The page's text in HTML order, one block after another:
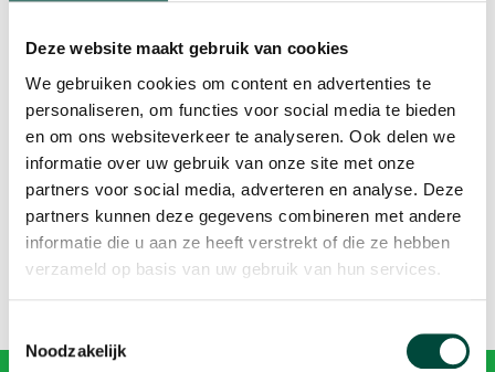
Deze website maakt gebruik van cookies
We gebruiken cookies om content en advertenties te
personaliseren, om functies voor social media te bieden
en om ons websiteverkeer te analyseren. Ook delen we
informatie over uw gebruik van onze site met onze
partners voor social media, adverteren en analyse. Deze
partners kunnen deze gegevens combineren met andere
informatie die u aan ze heeft verstrekt of die ze hebben
verzameld op basis van uw gebruik van hun services.
Noodzakelijk
In het fietsenhok staan nu beduidend
minder rokers en hopelijk blijft dat zo.